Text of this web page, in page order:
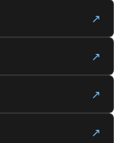
↗
↗
↗
↗